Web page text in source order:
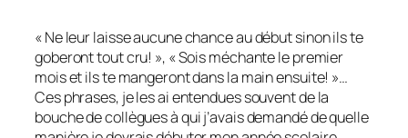
« Ne leur laisse aucune chance au début sinon ils te
goberont tout cru! », « Sois méchante le premier
mois et ils te mangeront dans la main ensuite! »…
Ces phrases, je les ai entendues souvent de la
bouche de collègues à qui j’avais demandé de quelle